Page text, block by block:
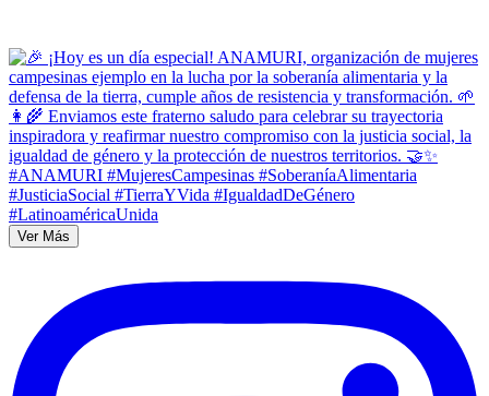
Ver Más